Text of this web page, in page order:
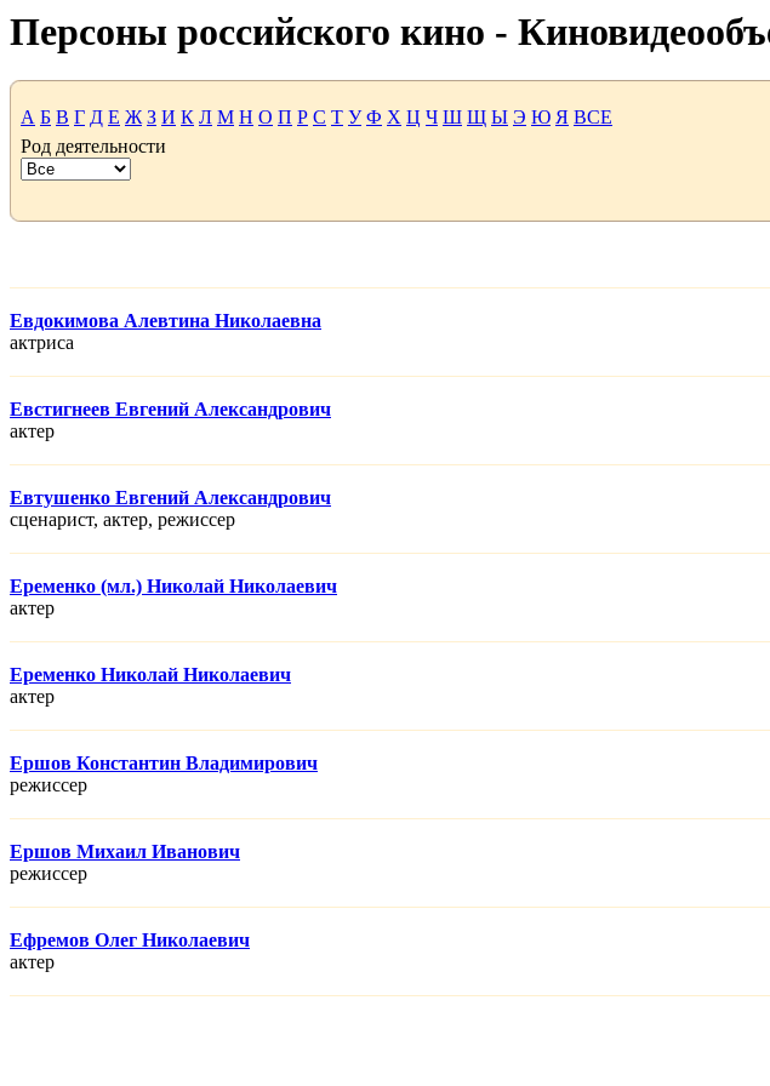
Персоны российского кино -
А Б В Г Д Е Ж З И К Л М Н О П Р С Т У Ф Х Ц Ч Ш Щ Ы Э Ю Я ВСЕ
Род деятельности
Евдокимова Алевтина Николаевна
актриса
Евстигнеев Евгений Александрович
актер
Евтушенко Евгений Александрович
сценарист, актер, режисcер
Еременко (мл.) Николай Николаевич
актер
Еременко Николай Николаевич
актер
Ершов Константин Владимирович
режисcер
Ершов Михаил Иванович
режисcер
Ефремов Олег Николаевич
актер